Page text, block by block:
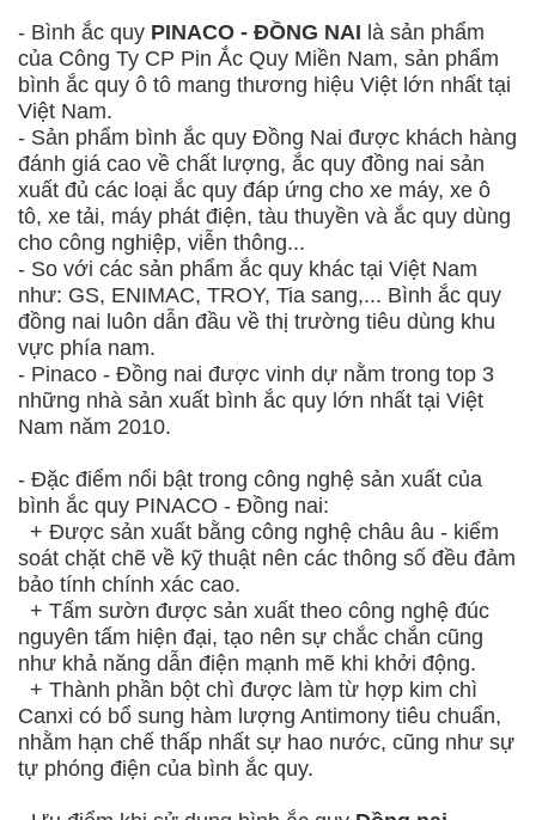
- Bình ắc quy PINACO - ĐỒNG NAI là sản phẩm
của Công Ty CP Pin Ắc Quy Miền Nam, sản phẩm
bình ắc quy ô tô mang thương hiệu Việt lớn nhất tại
Việt Nam.
- Sản phẩm bình ắc quy Đồng Nai được khách hàng
đánh giá cao về chất lượng, ắc quy đồng nai sản
xuất đủ các loại ắc quy đáp ứng cho xe máy, xe ô
tô, xe tải, máy phát điện, tàu thuyền và ắc quy dùng
cho công nghiệp, viễn thông...
- So với các sản phẩm ắc quy khác tại Việt Nam
như: GS, ENIMAC, TROY, Tia sang,... Bình ắc quy
đồng nai luôn dẫn đầu về thị trường tiêu dùng khu
vực phía nam.
- Pinaco - Đồng nai được vinh dự nằm trong top 3
những nhà sản xuất bình ắc quy lớn nhất tại Việt
Nam năm 2010.
- Đặc điểm nổi bật trong công nghệ sản xuất của
bình ắc quy PINACO - Đồng nai:
+ Được sản xuất bằng công nghệ châu âu - kiểm
soát chặt chẽ về kỹ thuật nên các thông số đều đảm
bảo tính chính xác cao.
+ Tấm sườn được sản xuất theo công nghệ đúc
nguyên tấm hiện đại, tạo nên sự chắc chắn cũng
như khả năng dẫn điện mạnh mẽ khi khởi động.
+ Thành phần bột chì được làm từ hợp kim chì
Canxi có bổ sung hàm lượng Antimony tiêu chuẩn,
nhằm hạn chế thấp nhất sự hao nước, cũng như sự
tự phóng điện của bình ắc quy.